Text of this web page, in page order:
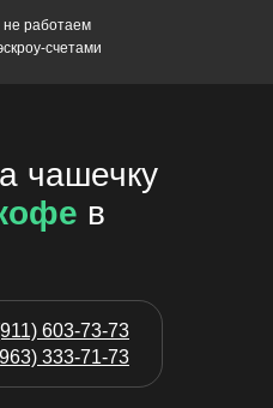
работаем
счетами
чашечку
в
603-73-73
333-71-73